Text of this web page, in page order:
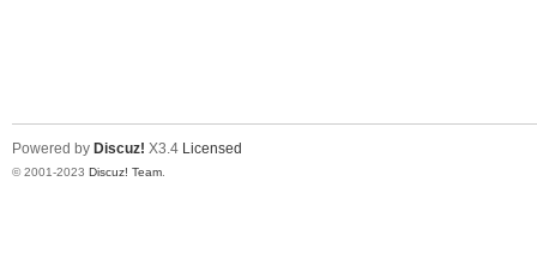
Powered by Discuz! X3.4 Licensed
© 2001-2023 Discuz! Team